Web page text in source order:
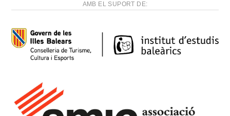
AMB EL SUPORT DE: